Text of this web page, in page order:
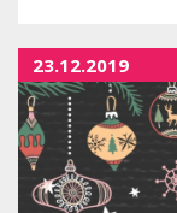
23.12.2019